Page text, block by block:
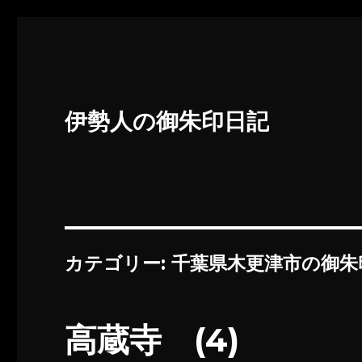
伊勢人の御朱印日記
カテゴリー:千葉県木更津市の御
高蔵寺 (4)